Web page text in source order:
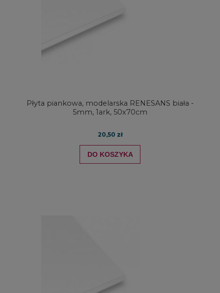
Płyta piankowa, modelarska RENESANS biała -
5mm, 1ark, 50x70cm
20,50 zł
DO KOSZYKA